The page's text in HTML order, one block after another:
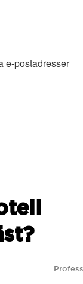
e-postadresser